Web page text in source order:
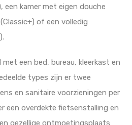
een kamer met eigen douche
of een volledig
een bed, bureau, kleerkast en
types zijn er twee
en sanitaire voorzieningen per
een overdekte fietsenstalling en